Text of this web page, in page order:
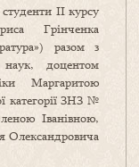
ІІ курсу
Грінченка
разом з
наук, доцентом
Маргаритою
категорії ЗНЗ №
Іванівною,
Олександровича